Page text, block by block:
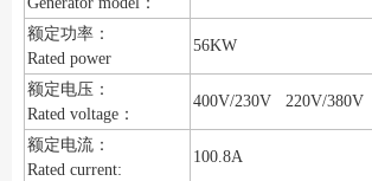
额定功率：
Rated power
56KW
额定电压：
Rated voltage：
400V/230V 220V/380V
额定电流：
Rated current:
100.8A